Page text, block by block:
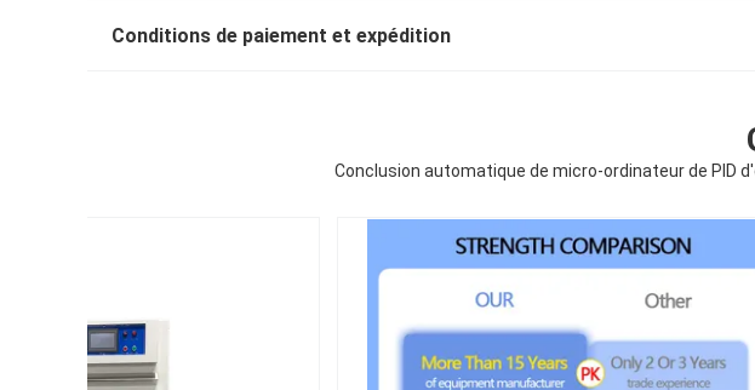
Conditions de paiement et expédition
Conclusion automatique de micro-ordinateur de PID